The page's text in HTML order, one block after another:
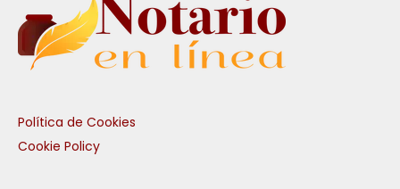
Política de Cookies
Cookie Policy